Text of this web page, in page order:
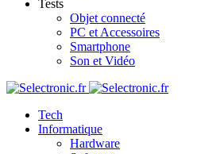
Tests
Objet connecté
PC et Accessoires
Smartphone
Son et Vidéo
Tech
Informatique
Hardware